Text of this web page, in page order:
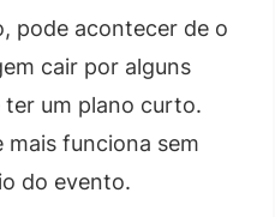
pode acontecer de o
cair por alguns
ter um plano curto.
mais funciona sem
do evento.